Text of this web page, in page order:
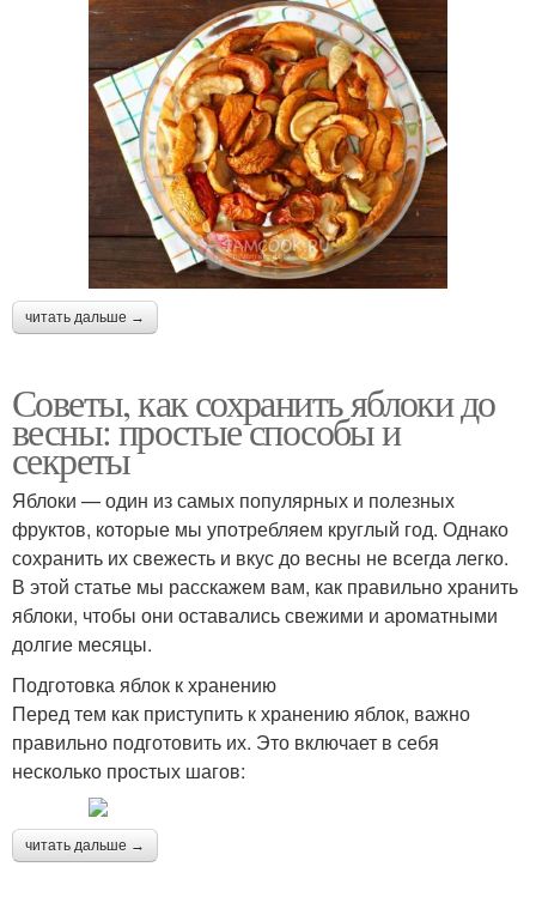
читать дальше →
Советы, как сохранить яблоки до
весны: простые способы и
секреты
Яблоки — один из самых популярных и полезных
фруктов, которые мы употребляем круглый год. Однако
сохранить их свежесть и вкус до весны не всегда легко.
В этой статье мы расскажем вам, как правильно хранить
яблоки, чтобы они оставались свежими и ароматными
долгие месяцы.
Подготовка яблок к хранению
Перед тем как приступить к хранению яблок, важно
правильно подготовить их. Это включает в себя
несколько простых шагов:
читать дальше →